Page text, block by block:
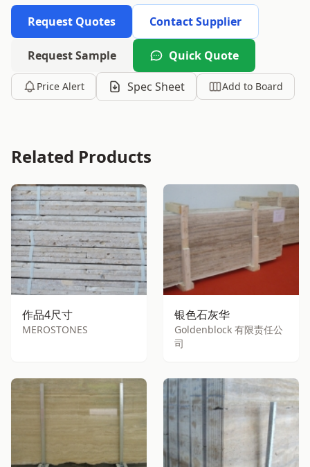
Request Quotes Contact Supplier
Request Sample Quick Quote
Price Alert Spec Sheet Add to Board
Related Products
作品4尺寸
MEROSTONES
银色石灰华
Goldenblock 有限责任公
司